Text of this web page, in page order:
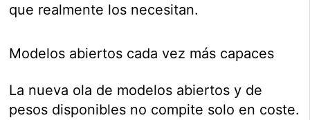
que realmente los necesitan.
Modelos abiertos cada vez más capaces
La nueva ola de modelos abiertos y de
pesos disponibles no compite solo en coste.